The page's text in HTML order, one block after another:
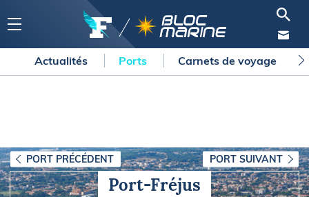
Actualités Ports Carnets de voyage
PORT PRÉCÉDENT PORT SUIVANT
Port-Fréjus